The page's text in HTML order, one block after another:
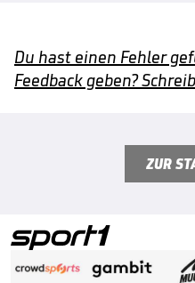
Du hast einen Fehler
Feedback geben?
ZUR